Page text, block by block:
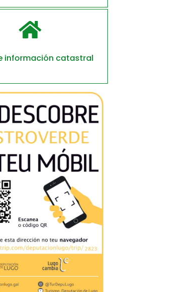

información catastral